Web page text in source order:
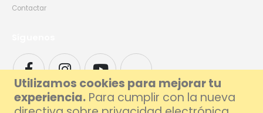
Utilizamos cookies para mejorar tu
experiencia. Para cumplir con la nueva
Contactar